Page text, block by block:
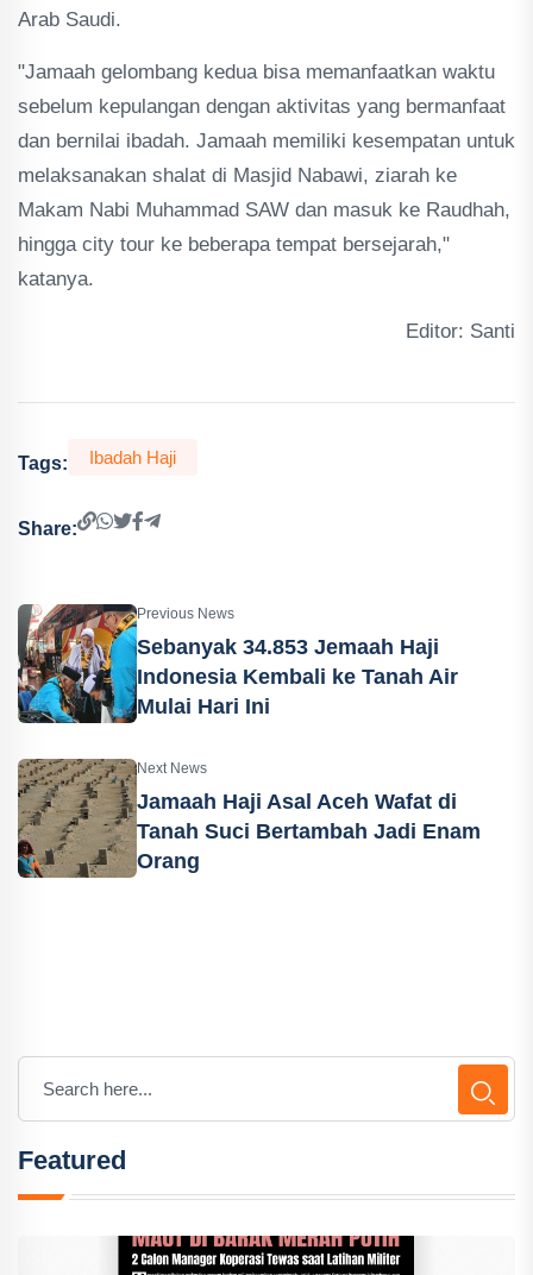
Arab Saudi.
"Jamaah gelombang kedua bisa memanfaatkan waktu
sebelum kepulangan dengan aktivitas yang bermanfaat
dan bernilai ibadah. Jamaah memiliki kesempatan untuk
melaksanakan shalat di Masjid Nabawi, ziarah ke
Makam Nabi Muhammad SAW dan masuk ke Raudhah,
hingga city tour ke beberapa tempat bersejarah,"
katanya.
Editor: Santi
Tags: Ibadah Haji
Share:
Previous News
Sebanyak 34.853 Jemaah Haji
Indonesia Kembali ke Tanah Air
Mulai Hari Ini
Next News
Jamaah Haji Asal Aceh Wafat di
Tanah Suci Bertambah Jadi Enam
Orang
Featured